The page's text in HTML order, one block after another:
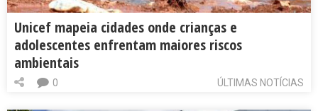
Unicef mapeia cidades onde crianças e
adolescentes enfrentam maiores riscos
ambientais
ÚLTIMAS NOTÍCIAS
0